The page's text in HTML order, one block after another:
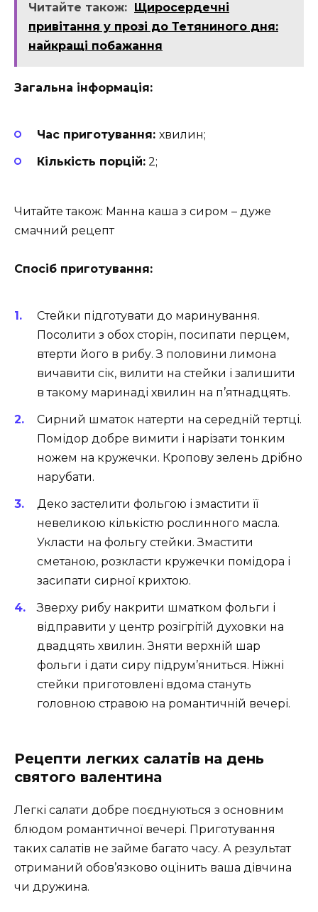
Читайте також:
Щиросердечні
привітання у прозі до Тетяниного дня:
найкращі побажання
Загальна інформація:
Час приготування: хвилин;
Кількість порцій: 2;
Читайте також: Манна каша з сиром – дуже
смачний рецепт
Спосіб приготування:
Стейки підготувати до маринування.
Посолити з обох сторін, посипати перцем,
втерти його в рибу. З половини лимона
вичавити сік, вилити на стейки і залишити
в такому маринаді хвилин на п’ятнадцять.
Сирний шматок натерти на середній тертці.
Помідор добре вимити і нарізати тонким
ножем на кружечки. Кропову зелень дрібно
нарубати.
Деко застелити фольгою і змастити її
невеликою кількістю рослинного масла.
Укласти на фольгу стейки. Змастити
сметаною, розкласти кружечки помідора і
засипати сирної крихтою.
Зверху рибу накрити шматком фольги і
відправити у центр розігрітій духовки на
двадцять хвилин. Зняти верхній шар
фольги і дати сиру підрум’яниться. Ніжні
стейки приготовлені вдома стануть
головною стравою на романтичній вечері.
Рецепти легких салатів на день
святого валентина
Легкі салати добре поєднуються з основним
блюдом романтичної вечері. Приготування
таких салатів не займе багато часу. А результат
отриманий обов’язково оцінить ваша дівчина
чи дружина.